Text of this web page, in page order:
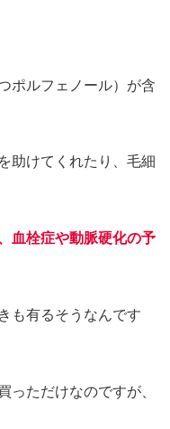
ポルフェノール）が含
助けてくれたり、毛細
血栓症や動脈硬化の予
も有るそうなんです
っただけなのですが、